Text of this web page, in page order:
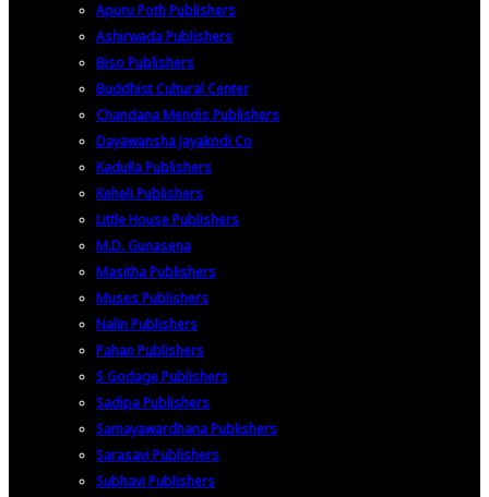
Apuru Poth Publishers
Ashirwada Publishers
Biso Publishers
Buddhist Cultural Center
Chandana Mendis Publishers
Dayawansha Jayakodi Co
Kadulla Publishers
Keheli Publishers
Little House Publishers
M.D. Gunasena
Masitha Publishers
Muses Publishers
Nalin Publishers
Pahan Publishers
S Godage Publishers
Sadipa Publishers
Samayawardhana Publishers
Sarasavi Publishers
Subhavi Publishers